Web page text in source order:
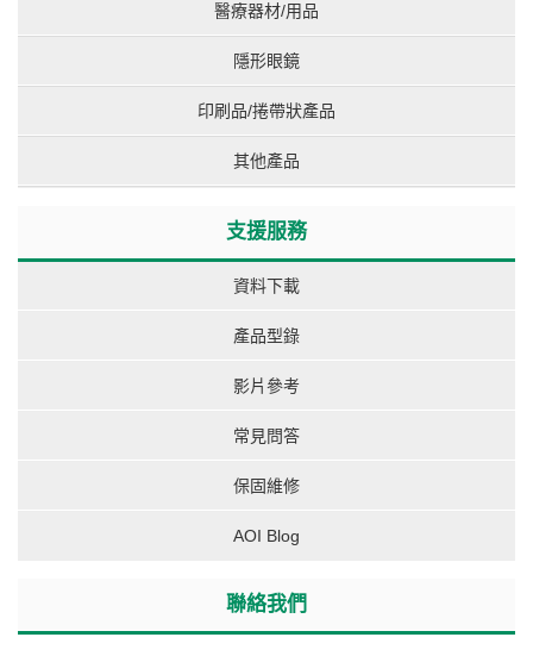
醫療器材/用品
隱形眼鏡
印刷品/捲帶狀產品
其他產品
支援服務
資料下載
產品型錄
影片參考
常見問答
保固維修
AOI Blog
聯絡我們